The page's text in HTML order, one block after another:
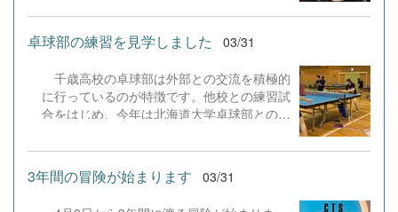
で売っていないものも多く、買い物を楽しむ
期になって一番驚いたことは、日本から持っ
てきた食...
惑いの表情を浮かべる生徒もいれば、友人と
顔を見合わせて笑顔を見せる生徒の姿もあり
ました。 それぞれの思いが交錯する中で、
ました。 新しい環境の中での出会いや経験
が、生徒一人ひとりの成長につながっていく
ことを願っています。
卓球部の練習を見学しました 03/31
千歳高校の卓球部は外部との交流を積極的
に行っているのが特徴です。他校との練習試
合をはじめ、今年は北海道大学卓球部との合
も触れることができ、卓球の視野を常に拡げ
ています。 千歳高校卓球部は昨今男女とも
全道大会に連続出場しております。新人全道
3年間の冒険が始まります 03/31